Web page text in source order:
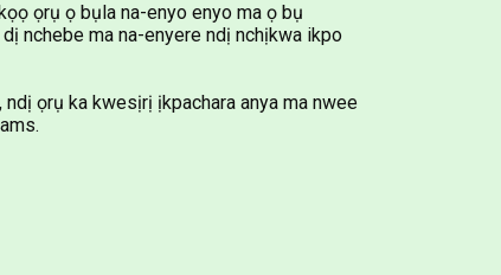
ọrụ ọ bụla na-enyo enyo ma ọ bụ
nchebe ma na-enyere ndị nchịkwa ikpo
ọrụ ka kwesịrị ịkpachara anya ma nwee